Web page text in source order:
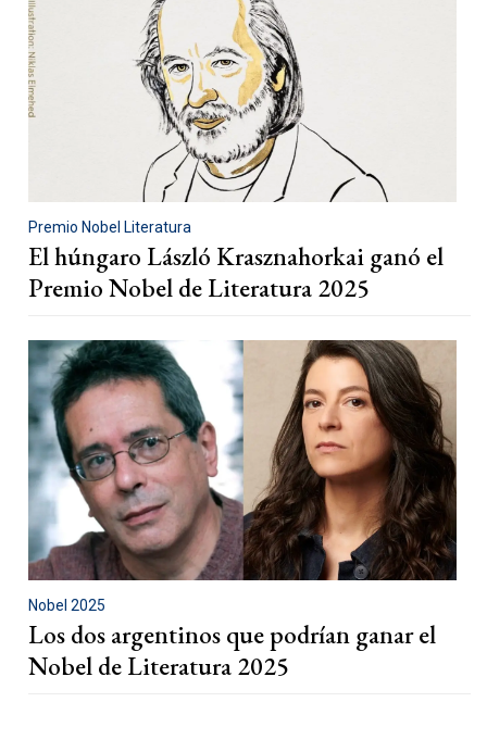
Premio Nobel Literatura
El húngaro László Krasznahorkai ganó el
Premio Nobel de Literatura 2025
Nobel 2025
Los dos argentinos que podrían ganar el
Nobel de Literatura 2025